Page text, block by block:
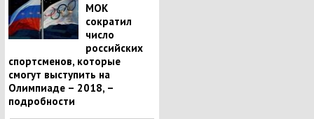
МОК
сократил
число
российских
спортсменов, которые
смогут выступить на
Олимпиаде – 2018, –
подробности